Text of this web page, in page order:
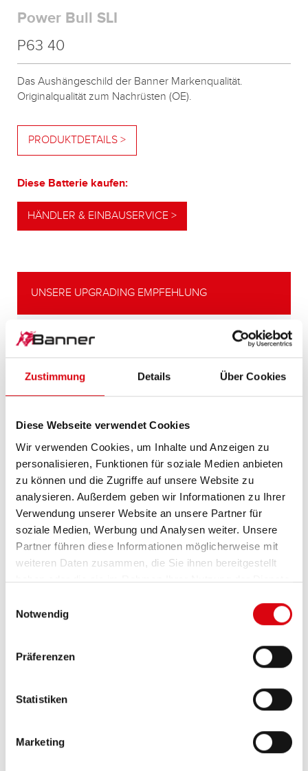
Zustimmung Details Über Cookies
Diese Webseite verwendet Cookies
Wir verwenden Cookies, um Inhalte und Anzeigen zu
personalisieren, Funktionen für soziale Medien anbieten
zu können und die Zugriffe auf unsere Website zu
analysieren. Außerdem geben wir Informationen zu Ihrer
Verwendung unserer Website an unsere Partner für
soziale Medien, Werbung und Analysen weiter. Unsere
Partner führen diese Informationen möglicherweise mit
weiteren Daten zusammen, die Sie ihnen bereitgestellt
haben oder die sie im Rahmen Ihrer Nutzung der Dienste
Notwendig
Präferenzen
Statistiken
Marketing
Power Bull SLI
P63 40
Das Aushängeschild der Banner Markenqualität.
Originalqualität zum Nachrüsten (OE).
PRODUKTDETAILS >
Diese Batterie kaufen:
HÄNDLER & EINBAUSERVICE >
LEISTUNGSSTARKE
ALTERNATIVE
Energiebedarf bzw. höheren
Kaltstartanforderungen.
PRODUKTDETAILS >
AGM 560 01
Die besten und leistungsfähigsten Banner
UNSERE UPGRADING EMPFEHLUNG